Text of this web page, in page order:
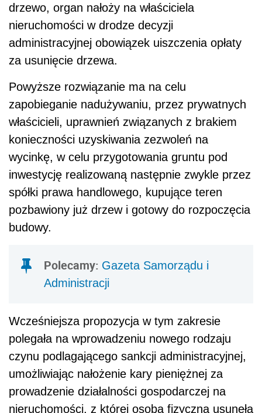
drzewo, organ nałoży na właściciela
nieruchomości w drodze decyzji
administracyjnej obowiązek uiszczenia opłaty
za usunięcie drzewa.
Powyższe rozwiązanie ma na celu
zapobieganie nadużywaniu, przez prywatnych
właścicieli, uprawnień związanych z brakiem
konieczności uzyskiwania zezwoleń na
wycinkę, w celu przygotowania gruntu pod
inwestycję realizowaną następnie zwykle przez
spółki prawa handlowego, kupujące teren
pozbawiony już drzew i gotowy do rozpoczęcia
budowy.
Polecamy: Gazeta Samorządu i
Administracji
Wcześniejsza propozycja w tym zakresie
polegała na wprowadzeniu nowego rodzaju
czynu podlagającego sankcji administracyjnej,
umożliwiając nałożenie kary pieniężnej za
prowadzenie działalności gospodarczej na
nieruchomości, z której osoba fizyczna usunęła